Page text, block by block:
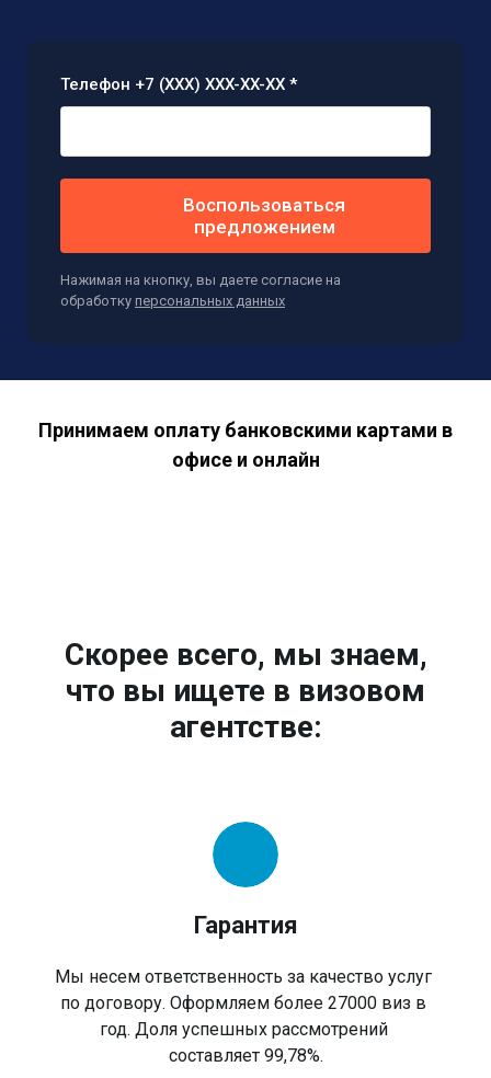
Телефон +7 (XXX) XXX-XX-XX *
Воспользоваться
предложением
Нажимая на кнопку, вы даете согласие на
обработку персональных данных
Принимаем оплату банковскими картами в
офисе и онлайн
Скорее всего, мы знаем,
что вы ищете в визовом
агентстве:
Гарантия
Мы несем ответственность за качество услуг
по договору. Оформляем более 27000 виз в
год. Доля успешных рассмотрений
составляет 99,78%.